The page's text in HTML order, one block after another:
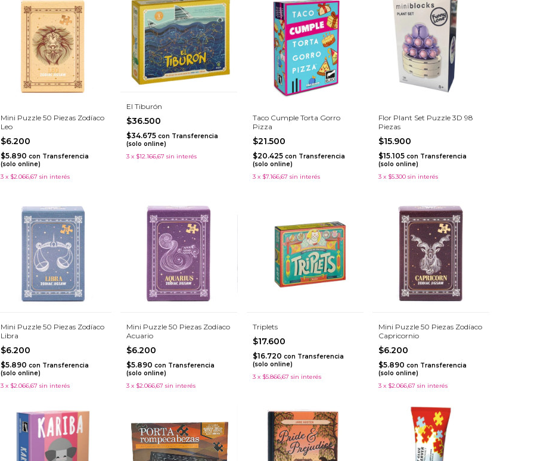
Mini Puzzle 50 Piezas Zodíaco
Leo
$6.200
$5.890 con Transferencia
(solo online)
3 x $2.066,67 sin interés
El Tiburón
$36.500
$34.675con Transferencia
(solo online)
3 x $12.166,67 sin interés
Taco Cumple Torta Gorro
Pizza
$21.500
$20.425 con Transferencia
(solo online)
3 x $7.166,67 sin interés
Flor Plant Set Puzzle 3D 98
Piezas
$15.900
$15.105 con Transferencia
(solo online)
3 x $5.300 sin interés
Mini Puzzle 50 Piezas Zodíaco
Libra
$6.200
$5.890 con Transferencia
(solo online)
3 x $2.066,67 sin interés
Mini Puzzle 50 Piezas Zodíaco
Acuario
$6.200
$5.890con Transferencia
(solo online)
3 x $2.066,67 sin interés
Triplets
$17.600
$16.720 con Transferencia
(solo online)
3 x $5.866,67 sin interés
Mini Puzzle 50 Piezas Zodíaco
Capricornio
$6.200
$5.890 con Transferencia
(solo online)
3 x $2.066,67 sin interés